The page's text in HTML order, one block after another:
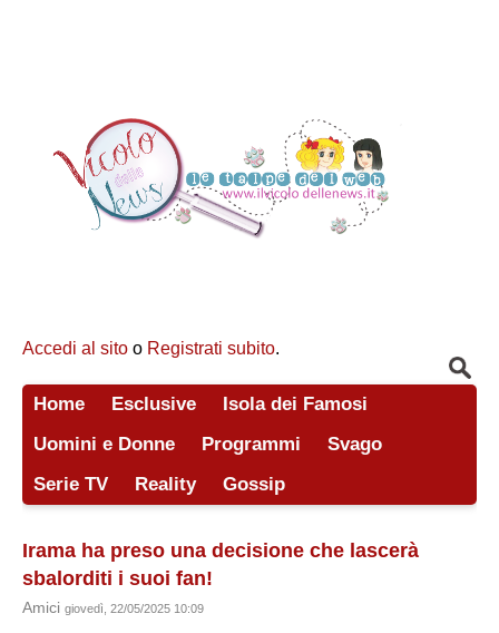
Accedi al sito o Registrati subito.
Home Esclusive
Isola dei Famosi
Uomini e Donne
Programmi
Svago
Serie TV
Reality Gossip
Irama ha preso una decisione che lascerà
sbalorditi i suoi fan!
Amici giovedì, 22/05/2025 10:09